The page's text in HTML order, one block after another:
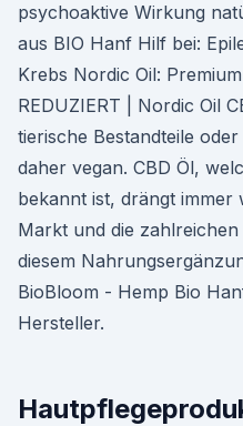
psychoaktive Wirkung
aus BIO Hanf Hilf bei:
Krebs Nordic Oil:
REDUZIERT | Nordic Oil
tierische Bestandteile
daher vegan. CBD Öl,
bekannt ist, drängt immer
Markt und die
diesem
BioBloom - Hemp Bio
Hersteller.